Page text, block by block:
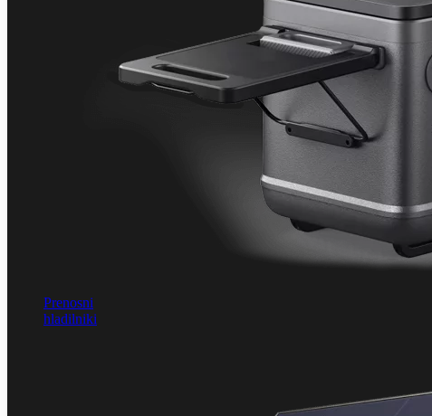
Prenosni
hladilniki